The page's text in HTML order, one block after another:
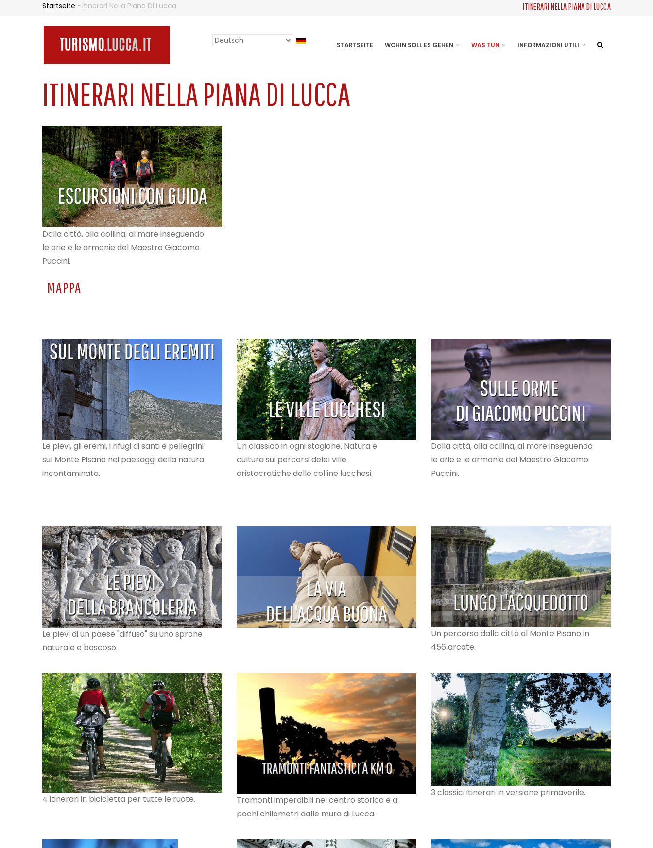
NAVIGAZIONE
STARTSEITE WOHIN SOLL ES GEHEN WAS TUN INFORMAZIONI UTILI
Select
ITINERARI NELLA PIANA DI LUCCA
PFADNAVIGATION
Startseite - Itinerari Nella Piana Di Lucca
ITINERARI NELLA PIANA DI LUCCA
Dalla città, alla collina, al mare inseguendo
le arie e le armonie del Maestro Giacomo
Puccini.
MAPPA
Le pievi, gli eremi, i rifugi di santi e pellegrini
sul Monte Pisano nei paesaggi della natura
incontaminata.
Un classico in ogni stagione. Natura e
cultura sui percorsi delel ville
aristocratiche delle colline lucchesi.
Dalla città, alla collina, al mare inseguendo
le arie e le armonie del Maestro Giacomo
Puccini.
Le pievi di un paese "diffuso" su uno sprone
naturale e boscoso.
Un percorso dalla città al Monte Pisano in
456 arcate.
4 itinerari in bicicletta per tutte le ruote.
Tramonti imperdibili nel centro storico e a
pochi chilometri dalle mura di Lucca.
3 classici itinerari in versione primaverile.